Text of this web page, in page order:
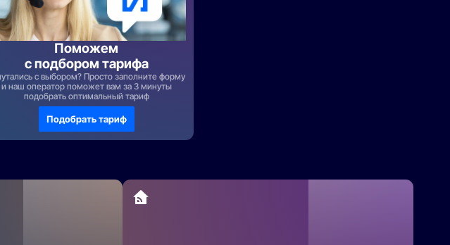
Поможем
с подбором тарифа
с выбором? Просто заполните форму
и наш оператор поможет вам за 3 минуты
подобрать оптимальный тариф
Подобрать тариф